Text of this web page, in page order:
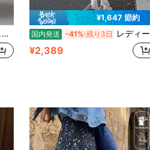
¥1,647 節約
国内発送 -41% 残り3日 レディース・サマー用ブルー・ストライプ柄Aライン・ミニスカート ― フレンチスタイルで着回し力抜群。すっきり見えつつ、露出を抑えた上品なデザインと、フレアの効いたボリューム感のあるシルエットが魅力です。
¥2,389